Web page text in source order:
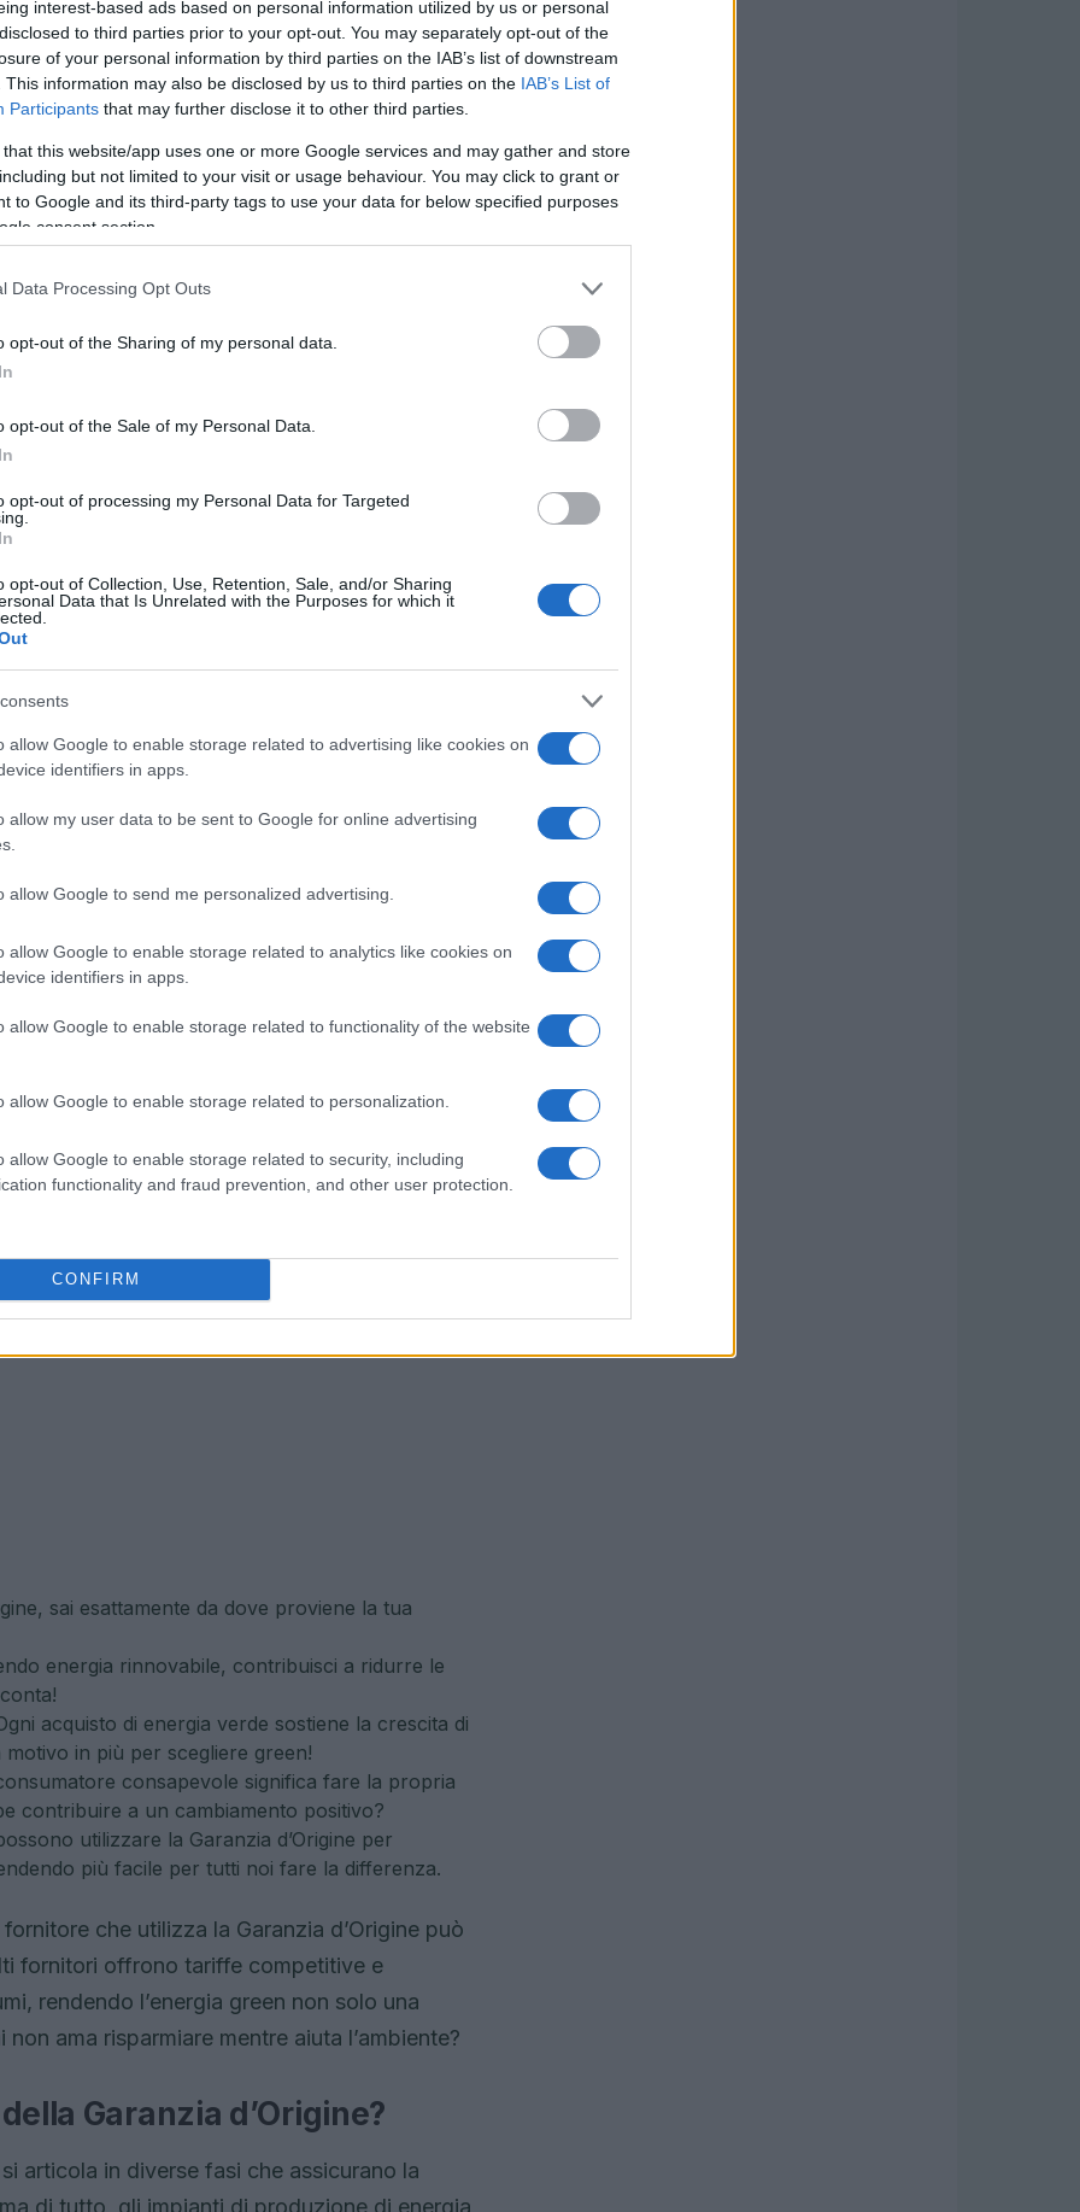
interest-based ads based on personal information utilized by us or personal
to third parties prior to your opt-out. You may separately opt-out of the
of your personal information by third parties on the IAB’s list of downstream
This information may also be disclosed by us to third parties on the IAB’s List of
Participants that may further disclose it to other third parties.
that this website/app uses one or more Google services and may gather and store
but not limited to your visit or usage behaviour. You may click to grant or
to Google and its third-party tags to use your data for below specified purposes
consent section.
Data Processing Opt Outs
opt-out of the Sharing of my personal data.
opt-out of the Sale of my Personal Data.
opt-out of processing my Personal Data for Targeted
opt-out of Collection, Use, Retention, Sale, and/or Sharing
Data that Is Unrelated with the Purposes for which it
allow Google to enable storage related to advertising like cookies on
identifiers in apps.
allow my user data to be sent to Google for online advertising
allow Google to send me personalized advertising.
allow Google to enable storage related to analytics like cookies on
identifiers in apps.
allow Google to enable storage related to functionality of the website
allow Google to enable storage related to personalization.
allow Google to enable storage related to security, including
functionality and fraud prevention, and other user protection.
CONFIRM
elettronico che attesta ufficialmente che
prodotta da fonti rinnovabili. Ogni
da impianti solari, eolici, idroelettrici e
non è solo una formalità: è stato
consentendo a chi consuma energia di
utilizzano energia pulita. Ma non finisce qui!
per combattere pratiche scorrette nel
che ha un ciclo di vita tracciabile, puoi essere
prodotta da fonti rinnovabili, e non
alcun controllo. Ti sei mai chiesto quanto
energia con Garanzia
è un vero e proprio passaporto per un
certificato offre a chi consuma energia una
da fonti rinnovabili. Ma quali sono i
sai esattamente da dove proviene la tua
energia rinnovabile, contribuisci a ridurre le
acquisto di energia verde sostiene la crescita di
in più per scegliere green!
consapevole significa fare la propria
contribuire a un cambiamento positivo?
utilizzare la Garanzia d’Origine per
più facile per tutti noi fare la differenza.
che utilizza la Garanzia d’Origine può
fornitori offrono tariffe competitive e
rendendo l’energia green non solo una
ama risparmiare mentre aiuta l’ambiente?
Garanzia d’Origine?
articola in diverse fasi che assicurano la